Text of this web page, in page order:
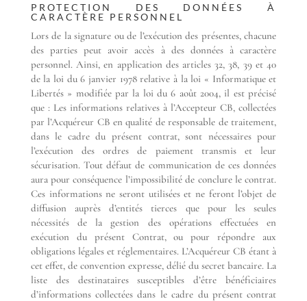
PROTECTION DES DONNÉES À
CARACTÈRE PERSONNEL
Lors de la signature ou de l’exécution des présentes, chacune
des parties peut avoir accès à des données à caractère
personnel. Ainsi, en application des articles 32, 38, 39 et 40
de la loi du 6 janvier 1978 relative à la loi « Informatique et
Libertés » modifiée par la loi du 6 août 2004, il est précisé
que : Les informations relatives à l’Accepteur CB, collectées
par l’Acquéreur CB en qualité de responsable de traitement,
dans le cadre du présent contrat, sont nécessaires pour
l’exécution des ordres de paiement transmis et leur
sécurisation. Tout défaut de communication de ces données
aura pour conséquence l’impossibilité de conclure le contrat.
Ces informations ne seront utilisées et ne feront l’objet de
diffusion auprès d’entités tierces que pour les seules
nécessités de la gestion des opérations effectuées en
exécution du présent Contrat, ou pour répondre aux
obligations légales et réglementaires. L’Acquéreur CB étant à
cet effet, de convention expresse, délié du secret bancaire. La
liste des destinataires susceptibles d’être bénéficiaires
d’informations collectées dans le cadre du présent contrat